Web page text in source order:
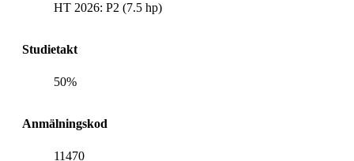
HT 2026: P2 (7.5 hp)
Studietakt
50%
Anmälningskod
11470